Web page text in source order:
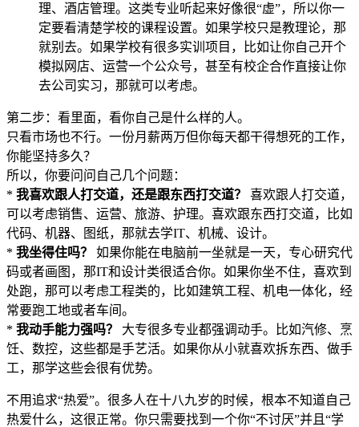
理、酒店管理。这类专业听起来好像很“虚”，所以你一
定要看清楚学校的课程设置。如果学校只是教理论，那
就别去。如果学校有很多实训项目，比如让你自己开个
模拟网店、运营一个公众号，甚至有校企合作直接让你
去公司实习，那就可以考虑。
第二步：看里面，看你自己是什么样的人。
只看市场也不行。一份月薪两万但你每天都干得想死的工作，
你能坚持多久？
所以，你要问问自己几个问题：
* 我喜欢跟人打交道，还是跟东西打交道？
喜欢跟人打交道，
可以考虑销售、运营、旅游、护理。喜欢跟东西打交道，比如
代码、机器、图纸，那就去学IT、机械、设计。
* 我坐得住吗？
如果你能在电脑前一坐就是一天，专心研究代
码或者画图，那IT和设计类很适合你。如果你坐不住，喜欢到
处跑，那可以考虑工程类的，比如建筑工程、机电一体化，经
常要跑工地或者车间。
* 我动手能力强吗？
大专很多专业都强调动手。比如汽修、烹
饪、数控，这些都是手艺活。如果你从小就喜欢拆东西、做手
工，那学这些会很有优势。
不用追求“热爱”。很多人在十八九岁的时候，根本不知道自己
热爱什么，这很正常。你只需要找到一个你“不讨厌”并且“学